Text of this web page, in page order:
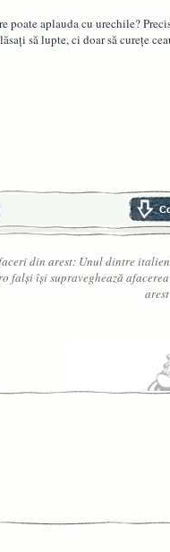
poate aplauda cu urechile?
să lupte, ci doar să cureţe
din arest: Unul dintre
falşi îşi supraveghează